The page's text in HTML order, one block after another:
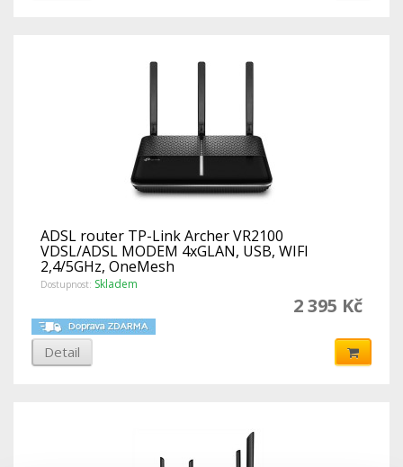
ADSL router TP-Link Archer VR2100
VDSL/ADSL MODEM 4xGLAN, USB, WIFI
2,4/5GHz, OneMesh
Dostupnost: Skladem
2 395 Kč
Detail